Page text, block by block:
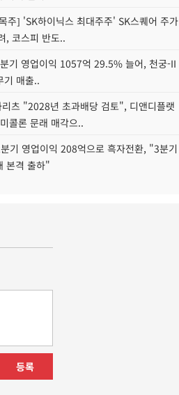
주] 'SK하이닉스 최대주주' SK스퀘어 주가
, 코스피 반도..
기 영업이익 1057억 29.5% 늘어, 천궁-II
기 매출..
츠 "2028년 초과배당 검토", 디앤디플랫
콜론 문래 매각으..
기 영업이익 208억으로 흑자전환, "3분기
본격 출하"
등록